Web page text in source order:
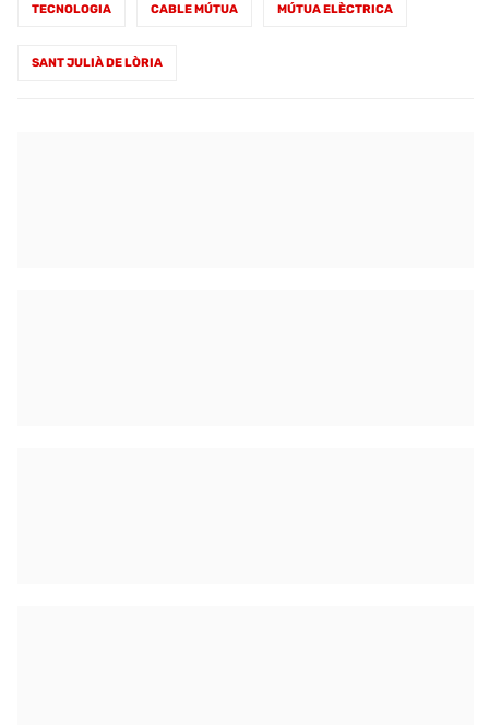
TECNOLOGIA CABLE MÚTUA MÚTUA ELÈCTRICA
SANT JULIÀ DE LÒRIA